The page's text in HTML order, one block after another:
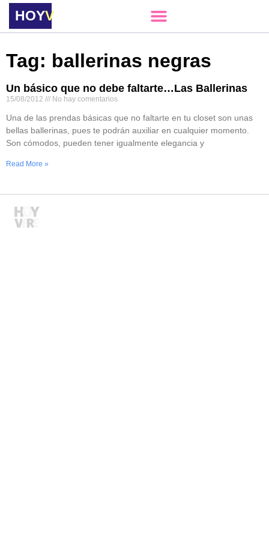
HOYVERE
Tag: ballerinas negras
Un básico que no debe faltarte…Las Ballerinas
15/08/2012 No hay comentarios
Una de las prendas básicas que no faltarte en tu closet son unas
bellas ballerinas, pues te podrán auxiliar en cualquier momento.
Son cómodos, pueden tener igualmente elegancia y
Read More »